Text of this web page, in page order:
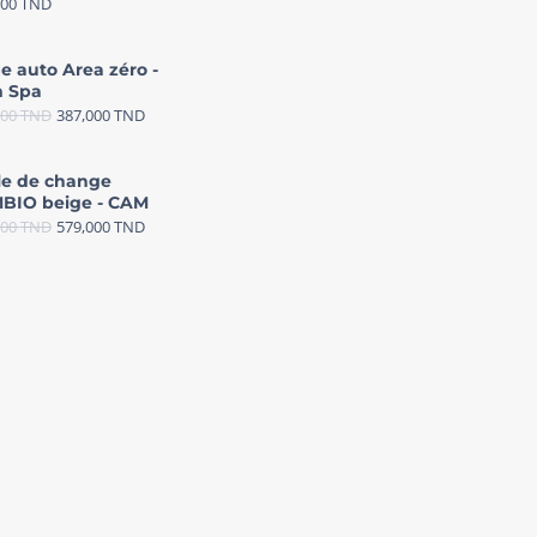
auto Area zéro -
Spa
TND 387,000TND
de change
beige - CAM
TND 579,000TND